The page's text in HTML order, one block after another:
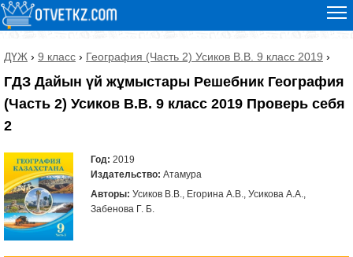
ДҮЖ › 9 класс › География (Часть 2) Усиков В.В. 9 класс 2019 ›
ГДЗ Дайын үй жұмыстары Решебник География
(Часть 2) Усиков В.В. 9 класс 2019 Проверь себя
2
Год: 2019
Издательство: Атамура
Авторы: Усиков В.В., Егорина А.В., Усикова А.А.,
Забенова Г. Б.